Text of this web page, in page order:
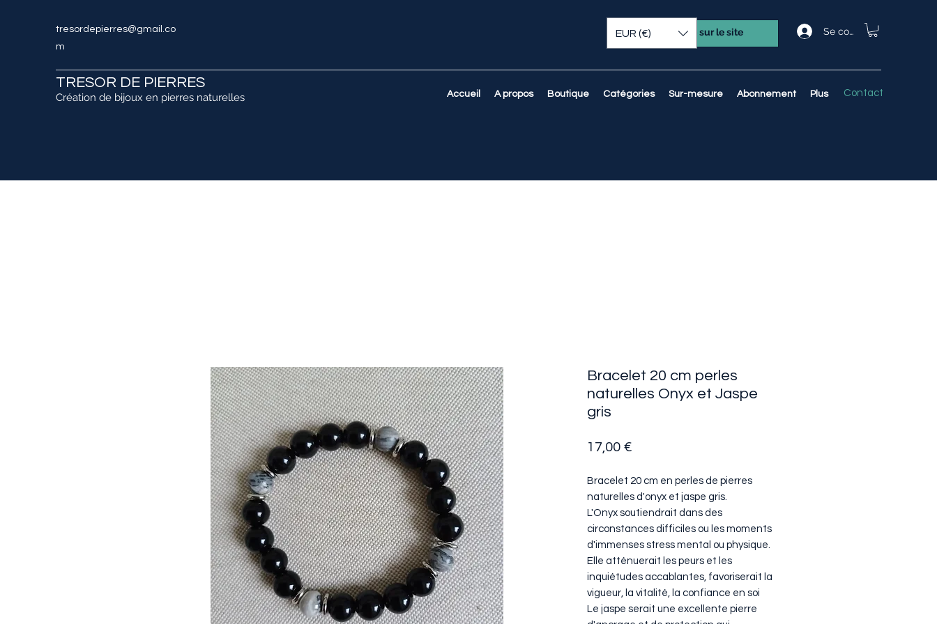
tresordepierres@gmail.co
m
Se connecter
TRESOR DE PIERRES
Création de bijoux en pierres naturelles Accueil A propos Boutique Catégories Sur-mesure Abonnement Plus Contact
EUR (€)
Bracelet 20 cm perles
naturelles Onyx et Jaspe
gris
17,00 €Prix
Bracelet 20 cm en perles de pierres
naturelles d'onyx et jaspe gris.
L'Onyx soutiendrait dans des
circonstances difficiles ou les moments
d'immenses stress mental ou physique.
Elle atténuerait les peurs et les
inquiétudes accablantes, favoriserait la
vigueur, la vitalité, la confiance en soi
Le jaspe serait une excellente pierre